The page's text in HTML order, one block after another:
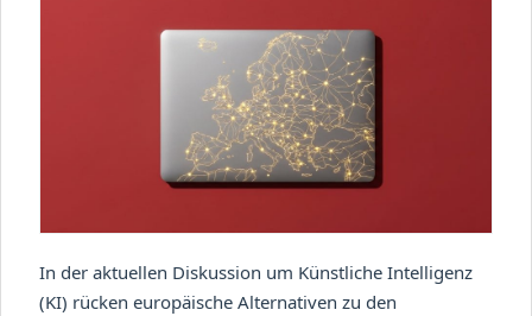
In der aktuellen Diskussion um Künstliche Intelligenz
(KI) rücken europäische Alternativen zu den